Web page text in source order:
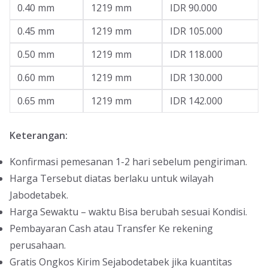
0.40 mm
1219 mm
IDR 90.000
0.45 mm
1219 mm
IDR 105.000
0.50 mm
1219 mm
IDR 118.000
0.60 mm
1219 mm
IDR 130.000
0.65 mm
1219 mm IDR 142.000
Keterangan:
Konfirmasi pemesanan 1-2 hari sebelum pengiriman.
Harga Tersebut diatas berlaku untuk wilayah
Jabodetabek.
Harga Sewaktu – waktu Bisa berubah sesuai Kondisi.
Pembayaran Cash atau Transfer Ke rekening
perusahaan.
Gratis Ongkos Kirim Sejabodetabek jika kuantitas